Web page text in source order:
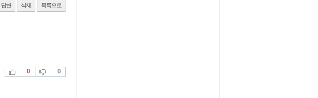
답변 삭제 목록으로